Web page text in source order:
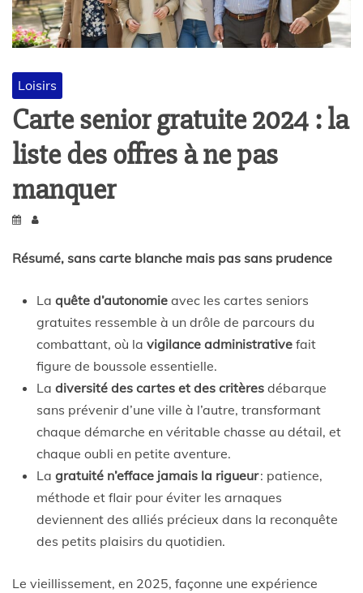
Loisirs
Carte senior gratuite 2024 : la
liste des offres à ne pas
manquer
Résumé, sans carte blanche mais pas sans prudence
La quête d’autonomie avec les cartes seniors
gratuites ressemble à un drôle de parcours du
combattant, où la vigilance administrative fait
figure de boussole essentielle.
La diversité des cartes et des critères débarque
sans prévenir d’une ville à l’autre, transformant
chaque démarche en véritable chasse au détail, et
chaque oubli en petite aventure.
La gratuité n’efface jamais la rigueur: patience,
méthode et flair pour éviter les arnaques
deviennent des alliés précieux dans la reconquête
des petits plaisirs du quotidien.
Le vieillissement, en 2025, façonne une expérience